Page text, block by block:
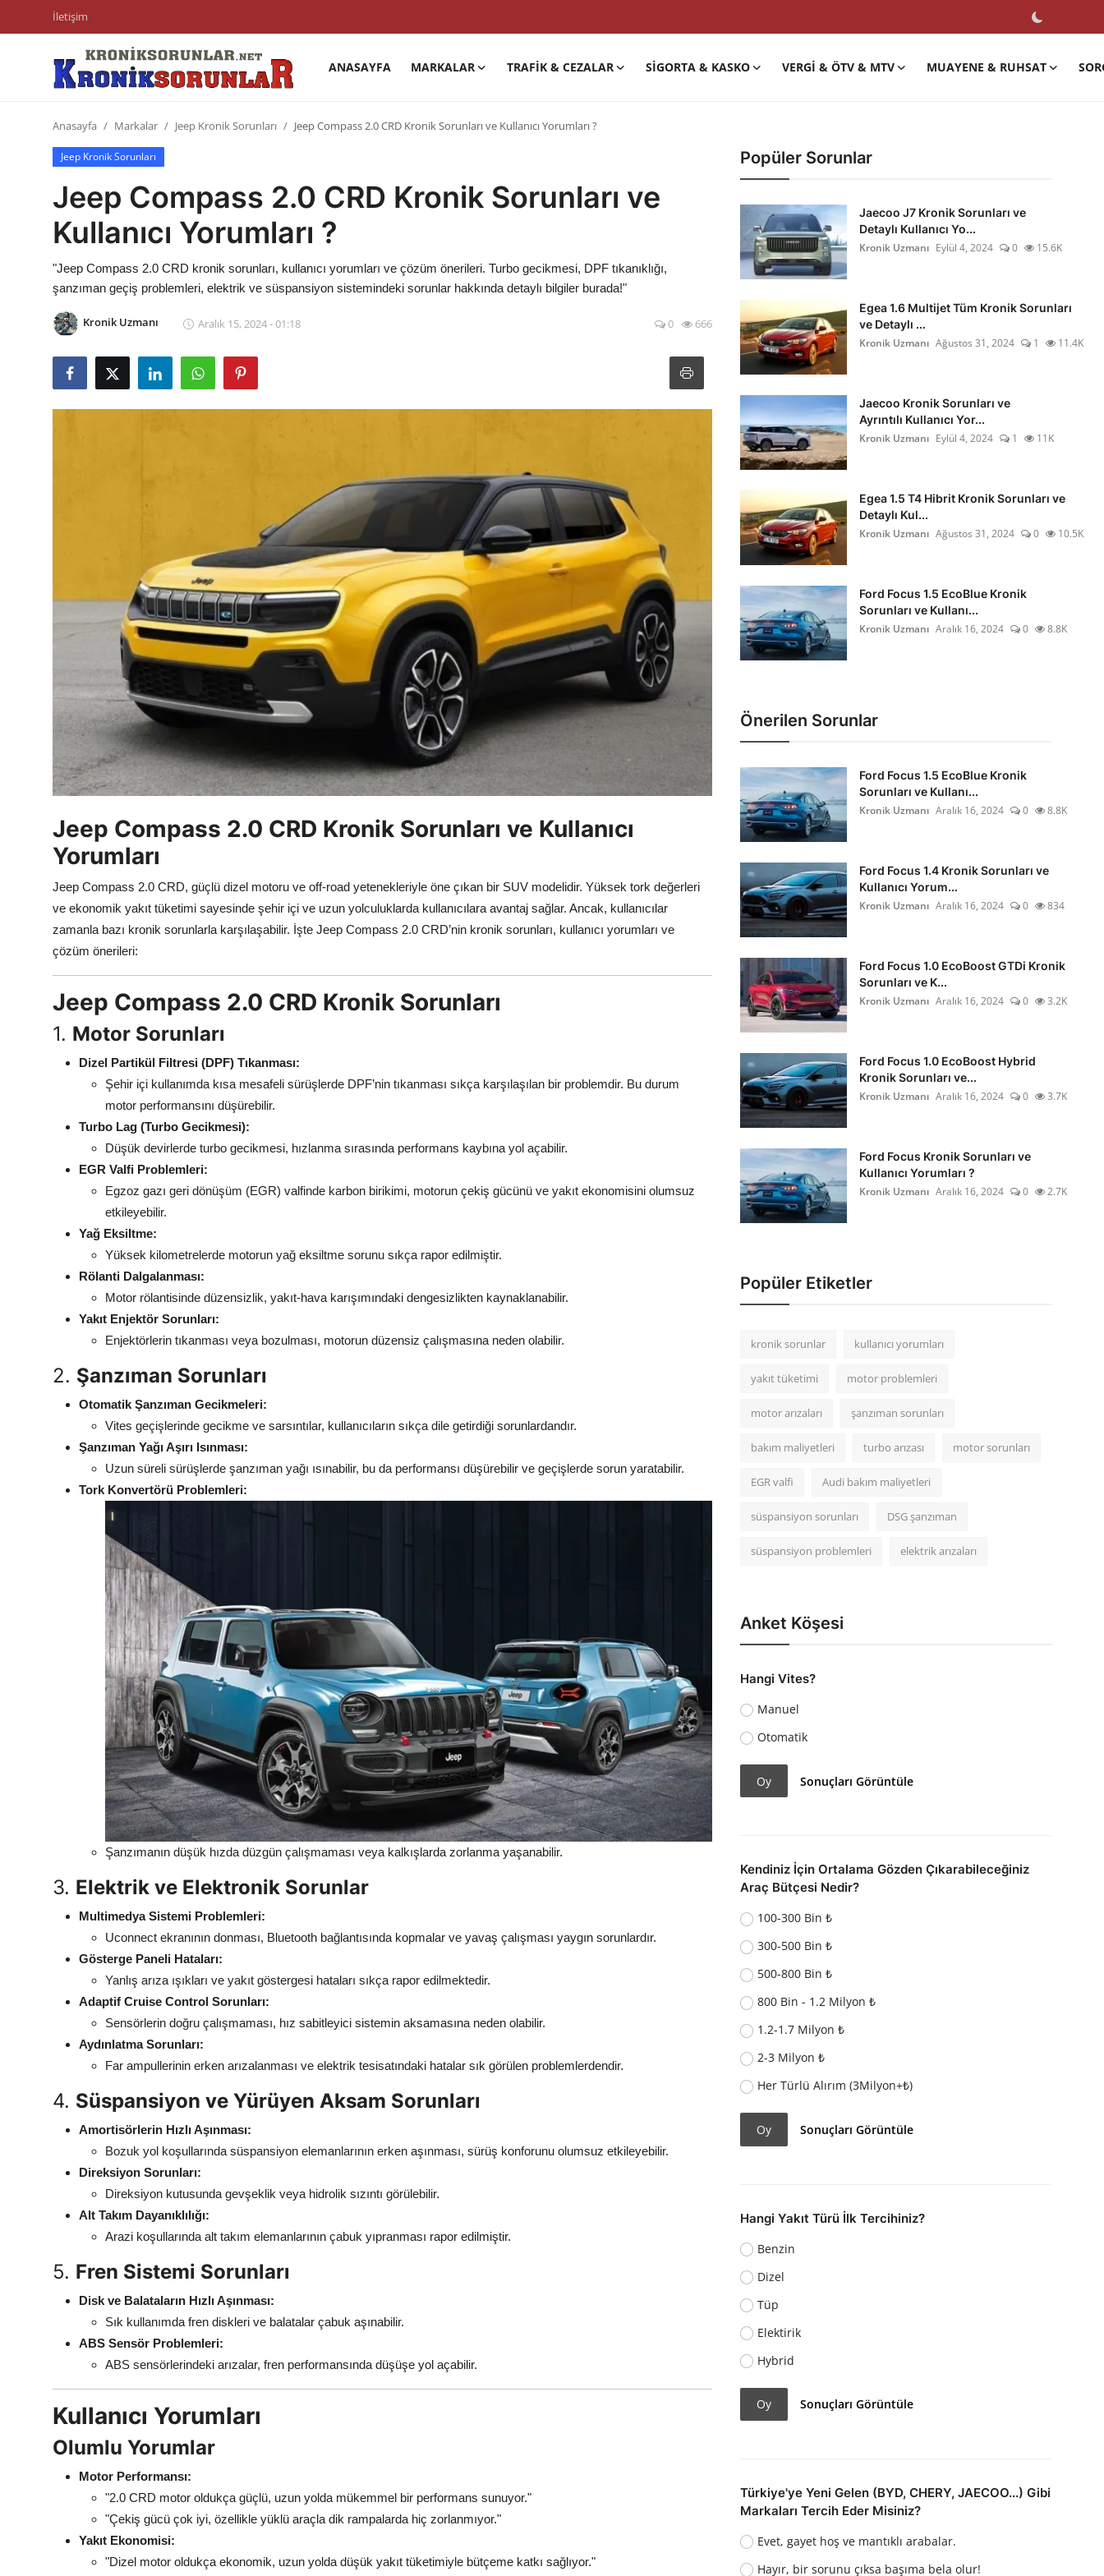
İletişim
ANASAYFA MARKALAR TRAFIK & CEZALAR SIGORTA & KASKO VERGI & ÖTV & MTV MUAYENE & RUHSAT
Trafik & Cezalar
Sigorta & Kasko
Vergi & ÖTV & MTV
Muayene & Ruhsat
Sorgulamalar
İkinci El & Alım-Satım
Elektrik & Akü
Klima & Konfor
Aydınlatma & Görüş
Şanzıman & Aktarma
Dizel Sistemler
Multimedya & Elektronik
Anasayfa Markalar Jeep Kronik Sorunları Jeep Compass 2.0 CRD Kronik Sorunları ve Kullanıcı Yorumları ?
Jeep Kronik Sorunları
Jeep Compass 2.0 CRD Kronik Sorunları ve
Kullanıcı Yorumları ?
"Jeep Compass 2.0 CRD kronik sorunları, kullanıcı yorumları ve çözüm önerileri. Turbo gecikmesi, DPF tıkanıklığı,
şanzıman geçiş problemleri, elektrik ve süspansiyon sistemindeki sorunlar hakkında detaylı bilgiler burada!"
Kronik Uzmanı Aralık 15, 2024 - 01:18 0 666
Jeep Compass 2.0 CRD Kronik Sorunları ve Kullanıcı
Yorumları
Jeep Compass 2.0 CRD, güçlü dizel motoru ve off-road yetenekleriyle öne çıkan bir SUV modelidir. Yüksek tork değerleri
ve ekonomik yakıt tüketimi sayesinde şehir içi ve uzun yolculuklarda kullanıcılara avantaj sağlar. Ancak, kullanıcılar
zamanla bazı kronik sorunlarla karşılaşabilir. İşte Jeep Compass 2.0 CRD’nin kronik sorunları, kullanıcı yorumları ve
çözüm önerileri:
Jeep Compass 2.0 CRD Kronik Sorunları
1. Motor Sorunları
Dizel Partikül Filtresi (DPF) Tıkanması:
Şehir içi kullanımda kısa mesafeli sürüşlerde DPF’nin tıkanması sıkça karşılaşılan bir problemdir. Bu durum
motor performansını düşürebilir.
Turbo Lag (Turbo Gecikmesi):
Düşük devirlerde turbo gecikmesi, hızlanma sırasında performans kaybına yol açabilir.
EGR Valfi Problemleri:
Egzoz gazı geri dönüşüm (EGR) valfinde karbon birikimi, motorun çekiş gücünü ve yakıt ekonomisini olumsuz
etkileyebilir.
Yağ Eksiltme:
Yüksek kilometrelerde motorun yağ eksiltme sorunu sıkça rapor edilmiştir.
Rölanti Dalgalanması:
Motor rölantisinde düzensizlik, yakıt-hava karışımındaki dengesizlikten kaynaklanabilir.
Yakıt Enjektör Sorunları:
Enjektörlerin tıkanması veya bozulması, motorun düzensiz çalışmasına neden olabilir.
2. Şanzıman Sorunları
Otomatik Şanzıman Gecikmeleri:
Vites geçişlerinde gecikme ve sarsıntılar, kullanıcıların sıkça dile getirdiği sorunlardandır.
Şanzıman Yağı Aşırı Isınması:
Uzun süreli sürüşlerde şanzıman yağı ısınabilir, bu da performansı düşürebilir ve geçişlerde sorun yaratabilir.
Tork Konvertörü Problemleri:
Şanzımanın düşük hızda düzgün çalışmaması veya kalkışlarda zorlanma yaşanabilir.
3. Elektrik ve Elektronik Sorunlar
Multimedya Sistemi Problemleri:
Uconnect ekranının donması, Bluetooth bağlantısında kopmalar ve yavaş çalışması yaygın sorunlardır.
Gösterge Paneli Hataları:
Yanlış arıza ışıkları ve yakıt göstergesi hataları sıkça rapor edilmektedir.
Adaptif Cruise Control Sorunları:
Sensörlerin doğru çalışmaması, hız sabitleyici sistemin aksamasına neden olabilir.
Aydınlatma Sorunları:
Far ampullerinin erken arızalanması ve elektrik tesisatındaki hatalar sık görülen problemlerdendir.
4. Süspansiyon ve Yürüyen Aksam Sorunları
Amortisörlerin Hızlı Aşınması:
Bozuk yol koşullarında süspansiyon elemanlarının erken aşınması, sürüş konforunu olumsuz etkileyebilir.
Direksiyon Sorunları:
Direksiyon kutusunda gevşeklik veya hidrolik sızıntı görülebilir.
Alt Takım Dayanıklılığı:
Arazi koşullarında alt takım elemanlarının çabuk yıpranması rapor edilmiştir.
5. Fren Sistemi Sorunları
Disk ve Balataların Hızlı Aşınması:
Sık kullanımda fren diskleri ve balatalar çabuk aşınabilir.
ABS Sensör Problemleri:
ABS sensörlerindeki arızalar, fren performansında düşüşe yol açabilir.
Kullanıcı Yorumları
Olumlu Yorumlar
Motor Performansı:
"2.0 CRD motor oldukça güçlü, uzun yolda mükemmel bir performans sunuyor."
"Çekiş gücü çok iyi, özellikle yüklü araçla dik rampalarda hiç zorlanmıyor."
Yakıt Ekonomisi:
"Dizel motor oldukça ekonomik, uzun yolda düşük yakıt tüketimiyle bütçeme katkı sağlıyor."
Popüler Sorunlar
Jaecoo J7 Kronik Sorunları ve
Detaylı Kullanıcı Yo...
Kronik Uzmanı Eylül 4, 2024 0 15.6K
Egea 1.6 Multijet Tüm Kronik Sorunları
ve Detaylı ...
Kronik Uzmanı Ağustos 31, 2024 1 11.4K
Jaecoo Kronik Sorunları ve
Ayrıntılı Kullanıcı Yor...
Kronik Uzmanı Eylül 4, 2024 1 11K
Egea 1.5 T4 Hibrit Kronik Sorunları ve
Detaylı Kul...
Kronik Uzmanı Ağustos 31, 2024 0 10.5K
Ford Focus 1.5 EcoBlue Kronik
Sorunları ve Kullanı...
Kronik Uzmanı Aralık 16, 2024 0 8.8K
Önerilen Sorunlar
Ford Focus 1.5 EcoBlue Kronik
Sorunları ve Kullanı...
Kronik Uzmanı Aralık 16, 2024 0 8.8K
Ford Focus 1.4 Kronik Sorunları ve
Kullanıcı Yorum...
Kronik Uzmanı Aralık 16, 2024 0 834
Ford Focus 1.0 EcoBoost GTDi Kronik
Sorunları ve K...
Kronik Uzmanı Aralık 16, 2024 0 3.2K
Ford Focus 1.0 EcoBoost Hybrid
Kronik Sorunları ve...
Kronik Uzmanı Aralık 16, 2024 0 3.7K
Ford Focus Kronik Sorunları ve
Kullanıcı Yorumları ?
Kronik Uzmanı Aralık 16, 2024 0 2.7K
Popüler Etiketler
kronik sorunlar kullanıcı yorumları
yakıt tüketimi motor problemleri
motor arızaları şanzıman sorunları
bakım maliyetleri turbo arızası motor sorunları
EGR valfi Audi bakım maliyetleri
süspansiyon sorunları DSG şanzıman
süspansiyon problemleri elektrik arızaları
Anket Köşesi
Hangi Vites?
Manuel
Otomatik
Oy Sonuçları Görüntüle
Kendiniz İçin Ortalama Gözden Çıkarabileceğiniz
Araç Bütçesi Nedir?
100-300 Bin ₺
300-500 Bin ₺
500-800 Bin ₺
800 Bin - 1.2 Milyon ₺
1.2-1.7 Milyon ₺
2-3 Milyon ₺
Her Türlü Alırım (3Milyon+₺)
Oy Sonuçları Görüntüle
Hangi Yakıt Türü İlk Tercihiniz?
Benzin
Dizel
Tüp
Elektirik
Hybrid
Oy Sonuçları Görüntüle
Türkiye'ye Yeni Gelen (BYD, CHERY, JAECOO...) Gibi
Markaları Tercih Eder Misiniz?
Evet, gayet hoş ve mantıklı arabalar.
Hayır, bir sorunu çıksa başıma bela olur!